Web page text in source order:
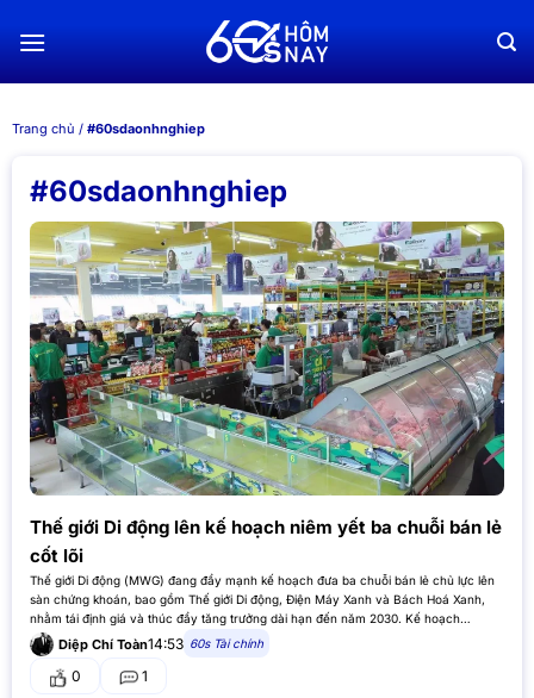
đến
Trang chủ / #60sdaonhnghiep
#60sdaonhnghiep
Thế giới Di động lên kế hoạch niêm yết ba chuỗi bán lẻ
cốt lõi
Thế giới Di động (MWG) đang đẩy mạnh kế hoạch đưa ba chuỗi bán lẻ chủ lực lên
sàn chứng khoán, bao gồm Thế giới Di động, Điện Máy Xanh và Bách Hoá Xanh,
nhằm tái định giá và thúc đẩy tăng trưởng dài hạn đến năm 2030. Kế hoạch…
Diệp Chí Toàn14:53 60s Tài chính
0 1